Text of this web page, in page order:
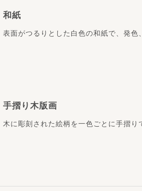
手摺り木版画
木に彫刻された絵柄を一色ごとに手摺
和紙
表面がつるりとした白色の和紙で、発色